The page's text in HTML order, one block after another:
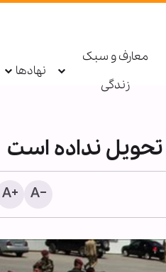
معارف و سبک
زندگی
نهادها